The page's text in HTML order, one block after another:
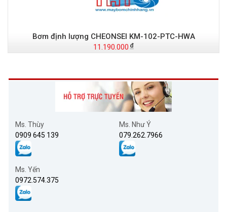
Bơm định lượng CHEONSEI KM-102-PTC-HWA
11.190.000
Ms. Thùy
0909 645 139
Ms. Như Ý
079.262.7966
Ms. Yến
0972.574.375